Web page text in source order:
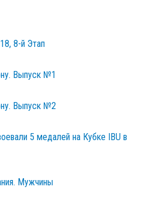
8-й Этап
Выпуск №1
Выпуск №2
5 медалей на Кубке IBU в
Мужчины